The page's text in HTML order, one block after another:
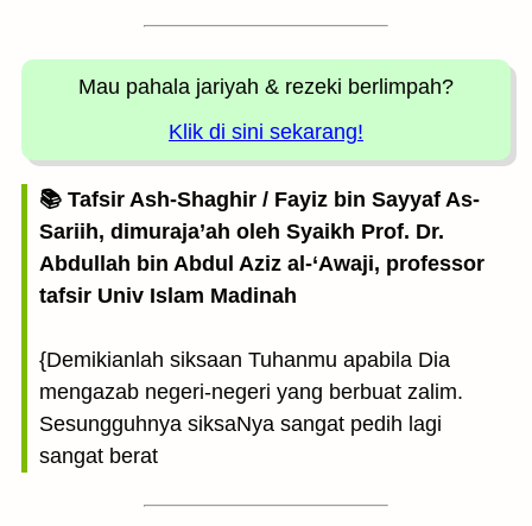
Mau pahala jariyah & rezeki berlimpah?
Klik di sini sekarang!
📚 Tafsir Ash-Shaghir / Fayiz bin Sayyaf As-
Sariih, dimuraja’ah oleh Syaikh Prof. Dr.
Abdullah bin Abdul Aziz al-‘Awaji, professor
tafsir Univ Islam Madinah
{Demikianlah siksaan Tuhanmu apabila Dia
mengazab negeri-negeri yang berbuat zalim.
Sesungguhnya siksaNya sangat pedih lagi
sangat berat